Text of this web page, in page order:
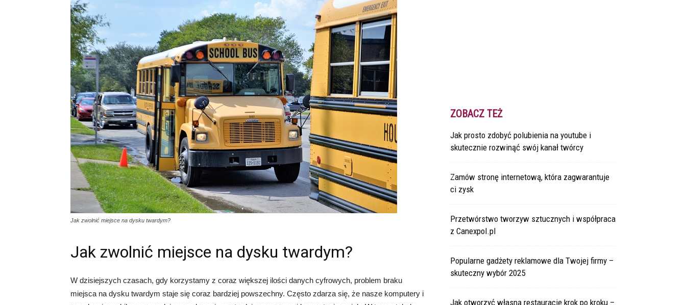
Jak zwolnić miejsce na dysku twardym?
Jak zwolnić miejsce na dysku twardym?
W dzisiejszych czasach, gdy korzystamy z coraz większej ilości danych cyfrowych, problem braku
miejsca na dysku twardym staje się coraz bardziej powszechny. Często zdarza się, że nasze komputery i
ZOBACZ TEŻ
Jak prosto zdobyć polubienia na youtube i
skutecznie rozwinąć swój kanał twórcy
Zamów stronę internetową, która zagwarantuje
ci zysk
Przetwórstwo tworzyw sztucznych i współpraca
z Canexpol.pl
Popularne gadżety reklamowe dla Twojej firmy –
skuteczny wybór 2025
Jak otworzyć własną restaurację krok po kroku –